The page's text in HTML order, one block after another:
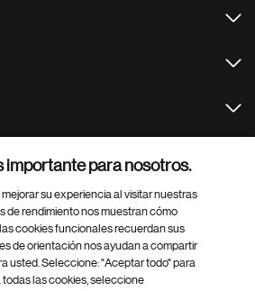
importante para nosotros.
su experiencia al visitar nuestras
de rendimiento nos muestran cómo
cookies funcionales recuerdan sus
de orientación nos ayudan a compartir
usted. Seleccione: "Aceptar todo" para
las cookies, seleccione